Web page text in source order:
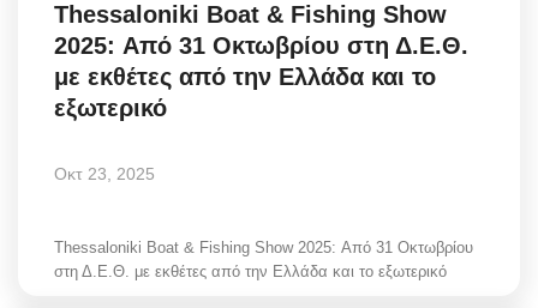
Thessaloniki Boat & Fishing Show
2025: Από 31 Οκτωβρίου στη Δ.Ε.Θ.
με εκθέτες από την Ελλάδα και το
εξωτερικό
Οκτ 23, 2025
Thessaloniki Boat & Fishing Show 2025: Από 31 Οκτωβρίου
στη Δ.Ε.Θ. με εκθέτες από την Ελλάδα και το εξωτερικό